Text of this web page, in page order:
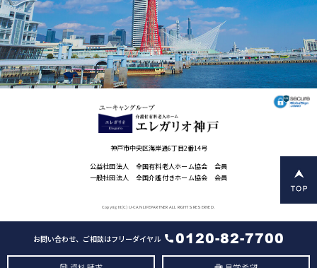
神戸市中央区海岸通6丁目2番14号
お問い合わせ、ご相談はフリーダイヤル 0120-82-7700
公益社団法人 全国有料老人ホーム協会 会員
一般社団法人 全国介護付きホーム協会 会員
Copyright(C) U-CAN LIFEPARTNER ALL RIGHTS RESERVED.